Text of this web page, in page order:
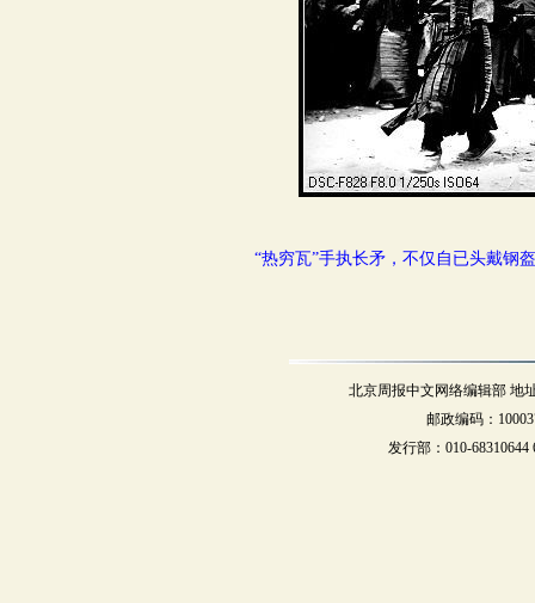
“热穷瓦”手执长矛，不仅自已头戴钢
北京周报中文网络编辑部 地
邮政编码：
发行部：010-68310644